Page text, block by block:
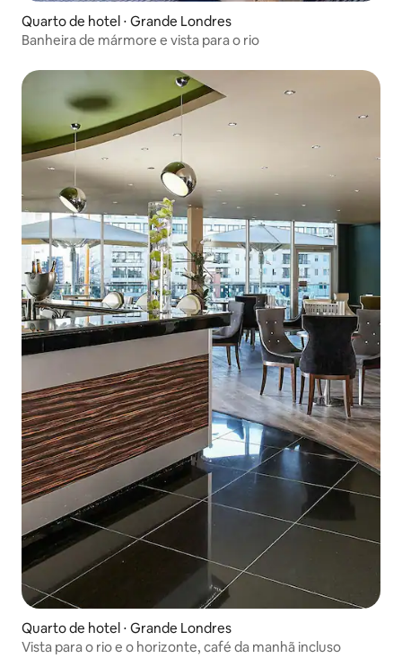
Quarto de hotel ⋅ Grande Londres
Banheira de mármore e vista para o rio
Quarto de hotel ⋅ Grande Londres
Vista para o rio e o horizonte, café da manhã incluso